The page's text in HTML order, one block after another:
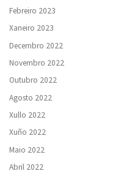
Febreiro 2023
Xaneiro 2023
Decembro 2022
Novembro 2022
Outubro 2022
Agosto 2022
Xullo 2022
Xuño 2022
Maio 2022
Abril 2022